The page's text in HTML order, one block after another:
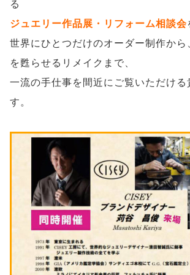
る
ジュエリー作品展・リフォーム相談会
世界にひとつだけのオーダー制作から
を甦らせるリメイクまで、
一流の手仕事を間近にご覧いただける
す。